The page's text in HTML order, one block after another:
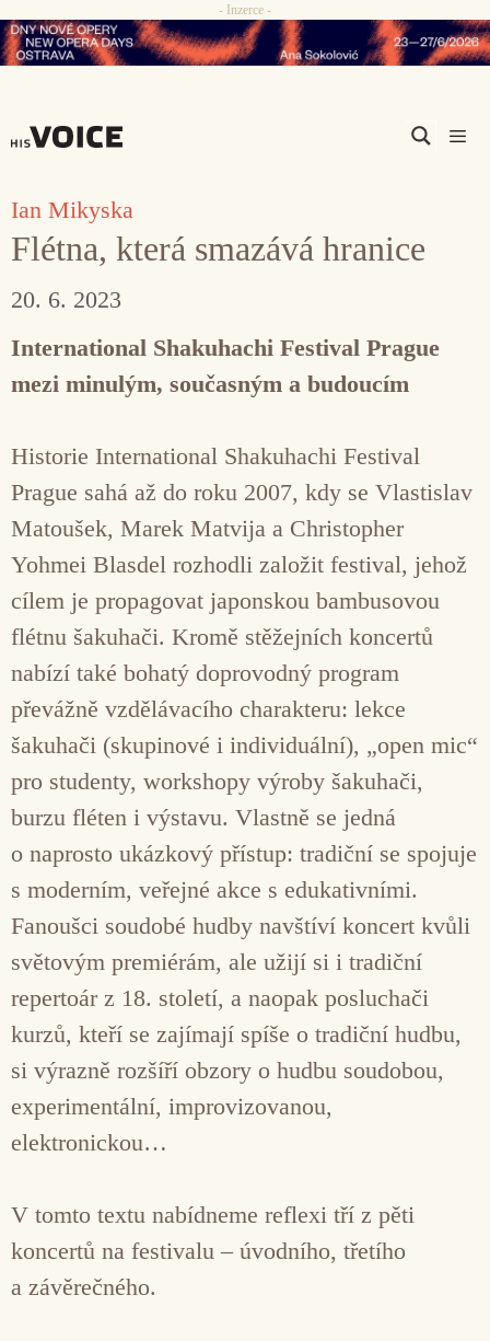
Přeskočit
na
- Inzerce -
Ian Mikyska
Flétna, která smazává hranice
20. 6. 2023
International Shakuhachi Festival Prague
mezi minulým, současným a budoucím
Historie International Shakuhachi Festival
Prague sahá až do roku 2007, kdy se Vlastislav
Matoušek, Marek Matvija a Christopher
Yohmei Blasdel rozhodli založit festival, jehož
cílem je propagovat japonskou bambusovou
flétnu šakuhači. Kromě stěžejních koncertů
nabízí také bohatý doprovodný program
převážně vzdělávacího charakteru: lekce
šakuhači (skupinové i individuální), „open mic“
pro studenty, workshopy výroby šakuhači,
burzu fléten i výstavu. Vlastně se jedná
o naprosto ukázkový přístup: tradiční se spojuje
s moderním, veřejné akce s edukativními.
Fanoušci soudobé hudby navštíví koncert kvůli
světovým premiérám, ale užijí si i tradiční
repertoár z 18. století, a naopak posluchači
kurzů, kteří se zajímají spíše o tradiční hudbu,
si výrazně rozšíří obzory o hudbu soudobou,
experimentální, improvizovanou,
elektronickou…
V tomto textu nabídneme reflexi tří z pěti
koncertů na festivalu – úvodního, třetího
a závěrečného.